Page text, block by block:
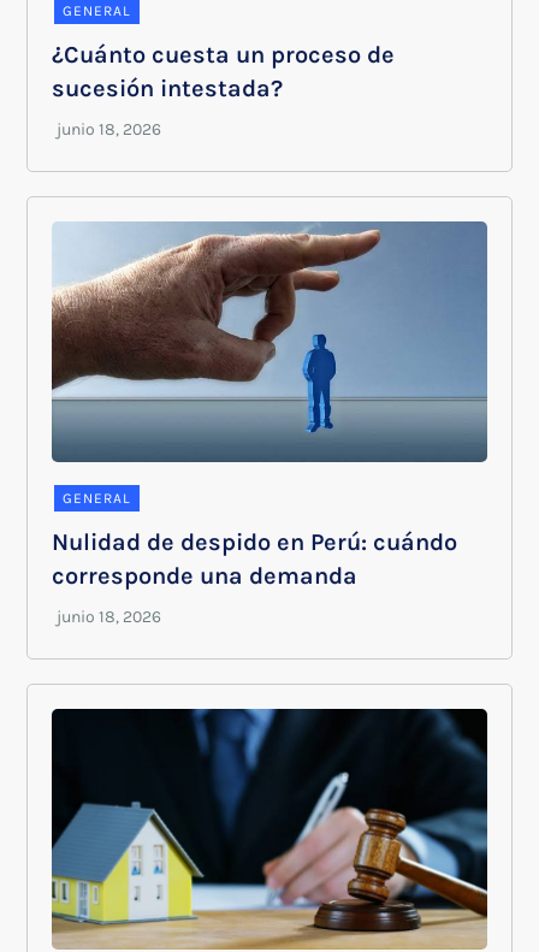
GENERAL
¿Cuánto cuesta un proceso de
sucesión intestada?
GENERAL
Nulidad de despido en Perú: cuándo
corresponde una demanda